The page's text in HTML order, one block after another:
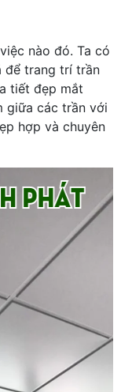
nào đó. Ta có
để trang trí trần
tiết đẹp mắt
giữa các trần với
hợp và chuyên